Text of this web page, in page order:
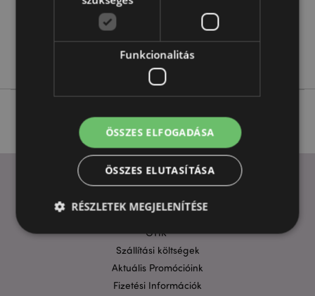
HASZNOS LINKEK
GYIK
Szállítási költségek
Aktuális Promócióink
Fizetési Információk
Funkcionalitás
ÖSSZES ELFOGADÁSA
ÖSSZES ELUTASÍTÁSA
RÉSZLETEK MEGJELENÍTÉSE
Elengedhetetlenül szükséges
Funkcionalitás